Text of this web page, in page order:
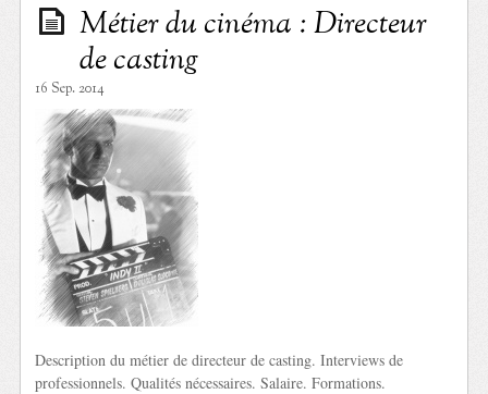
Métier du cinéma : Directeur
de casting
16 Sep. 2014
Description du métier de directeur de casting. Interviews de
professionnels. Qualités nécessaires. Salaire. Formations.